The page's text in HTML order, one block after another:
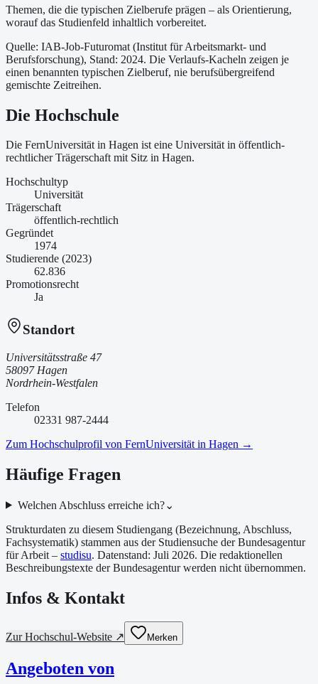
Themen, die die typischen Zielberufe prägen – als Orientierung,
worauf das Studienfeld inhaltlich vorbereitet.
Quelle: IAB-Job-Futuromat (Institut für Arbeitsmarkt- und
Berufsforschung), Stand: 2024. Die Verlaufs-Kacheln zeigen je
einen benannten typischen Zielberuf, nie berufsübergreifend
gemischte Zeitreihen.
Die Hochschule
Die FernUniversität in Hagen isteine Universitätin öffentlich-
rechtlicher Trägerschaftmit Sitz in Hagen.
Hochschultyp
Universität
Trägerschaft
öffentlich-rechtlich
Gegründet
1974
Studierende (2023)
62.836
Promotionsrecht
Ja
Standort
Universitätsstraße 47
58097 Hagen
Nordrhein-Westfalen
Telefon
02331 987-2444
Zum Hochschulprofil von FernUniversität in Hagen →
Häufige Fragen
Welchen Abschluss erreiche ich?⌄
Strukturdaten zu diesem Studiengang (Bezeichnung, Abschluss,
Fachsystematik) stammen aus der Studiensuche der Bundesagentur
für Arbeit – studisu. Datenstand: Juli 2026. Die redaktionellen
Beschreibungstexte der Bundesagentur werden nicht übernommen.
Infos & Kontakt
Zur Hochschul-Website ↗ Merken
Angeboten von